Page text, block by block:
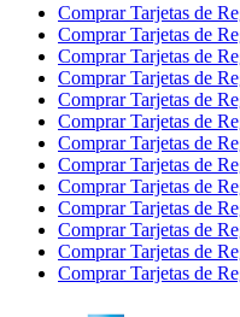
Comprar Tarjetas de
Comprar Tarjetas de
Comprar Tarjetas de
Comprar Tarjetas de
Comprar Tarjetas de
Comprar Tarjetas de
Comprar Tarjetas de
Comprar Tarjetas de
Comprar Tarjetas de
Comprar Tarjetas de
Comprar Tarjetas de
Comprar Tarjetas de
Comprar Tarjetas de